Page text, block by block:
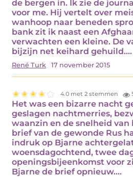
de bergen in. Ik zie de
voor me. Hij vertelt over
wanhoop naar beneden
bank zit ik naast een
verwachten een kleine. De
bijzijn net keihard gehuild.…
René Turk 17 november 2015
4.0 met 2 stemmen
Het was een bizarre nacht
geslagen nachtmerries,
waanzin en de snelheid van
brief van de gewonde Rus
indruk op Bjarne
woensdagochtend, twee
openingsbijeenkomst voor
Bjarne de brief opnieuw.…